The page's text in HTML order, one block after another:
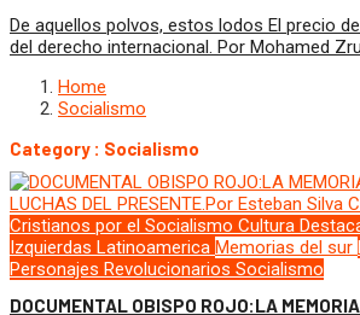
De aquellos polvos, estos lodos El precio
del derecho internacional. Por Mohamed
Home
Socialismo
Category : Socialismo
Cristianos por el Socialismo Cultura
Izquierdas Latinoamerica Memorias del sur
Personajes Revolucionarios Socialismo
DOCUMENTAL OBISPO ROJO:LA